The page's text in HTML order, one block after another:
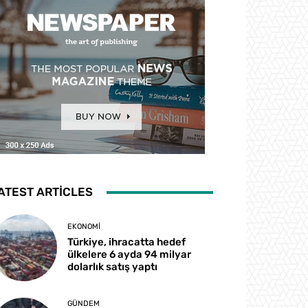
ARTICLES
EKONOMI
Türkiye, ihracatta hedef
ülkelere 6 ayda 94 milyar
dolarlık satış yaptı
GÜNDEM